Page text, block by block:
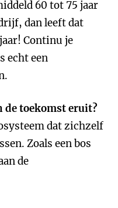
60 tot 75 jaar
dan leeft dat
Continu je
echt een
de toekomst eruit?
dat zichzelf
Zoals een bos
de